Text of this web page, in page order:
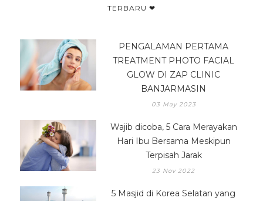
TERBARU ❤
PENGALAMAN PERTAMA
TREATMENT PHOTO FACIAL
GLOW DI ZAP CLINIC
BANJARMASIN
03 May 2023
Wajib dicoba, 5 Cara Merayakan
Hari Ibu Bersama Meskipun
Terpisah Jarak
23 Nov 2022
5 Masjid di Korea Selatan yang